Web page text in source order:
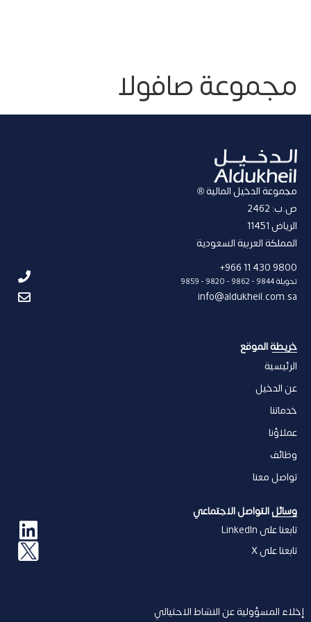
مجموعة صافولا
مجموعة الدخيل المالية ®
ص.ب: 2462
الریاض 11451
المملكة العربیة السعودیة
9800 430 11 966+
تحويلة 9844 - 9862 - 9820 - 9859
info@aldukheil.com.sa ​
خریطة الموقع
الرئيسية
عن الدخیل
خدماتنا
عملاؤنا
وظائف
تواصل معنا
وسائل التواصل الاجتماعي
تابعنا على LinkedIn
تابعنا على X
إخلاء المسؤولیة عن النشاط الاحتیالي